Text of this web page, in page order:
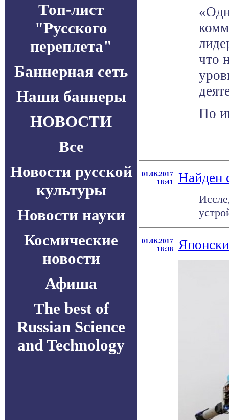
Топ-лист
"Русского
переплета"
Баннерная сеть
Наши баннеры
НОВОСТИ
Все
Новости русской
культуры
Новости науки
Космические
новости
Афиша
The best of
Russian Science
and Technology
что
По
01.06.2017
18:41
Найден
01.06.2017
18:38